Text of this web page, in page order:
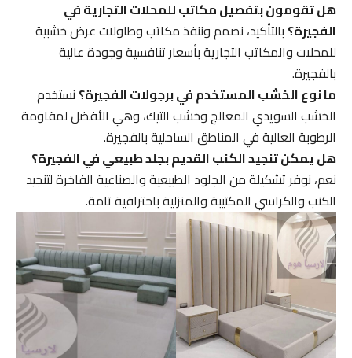
هل تقومون بتفصيل مكاتب للمحلات التجارية في
الفجيرة؟بالتأكيد، نصمم وننفذ مكاتب وطاولات عرض خشبية
للمحلات والمكاتب التجارية بأسعار تنافسية وجودة عالية
بالفجيرة.
ما نوع الخشب المستخدم في برجولات الفجيرة؟نستخدم
الخشب السويدي المعالج وخشب التيك، وهي الأفضل لمقاومة
الرطوبة العالية في المناطق الساحلية بالفجيرة.
هل يمكن تنجيد الكنب القديم بجلد طبيعي في الفجيرة؟
نعم، نوفر تشكيلة من الجلود الطبيعية والصناعية الفاخرة لتنجيد
الكنب والكراسي المكتيبة والمنزلية باحترافية تامة.